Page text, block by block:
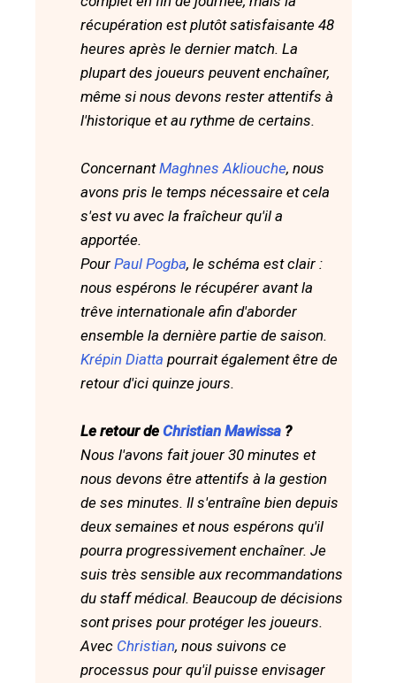
récupération est plutôt satisfaisante 48
heures après le dernier match. La
plupart des joueurs peuvent enchaîner,
même si nous devons rester attentifs à
l'historique et au rythme de certains.
ConcernantMaghnes Akliouche, nous
avons pris le temps nécessaire et cela
s'est vu avec la fraîcheur qu'il a
apportée.
Pour Paul Pogba, le schéma est clair :
nous espérons le récupérer avant la
trêve internationale afin d'aborder
ensemble la dernière partie de saison.
Krépin Diatta pourrait également être de
retour d'ici quinze jours.
Le retour de Christian Mawissa ?
Nous l'avons fait jouer 30 minutes et
nous devons être attentifs à la gestion
de ses minutes. Il s'entraîne bien depuis
deux semaines et nous espérons qu'il
pourra progressivement enchaîner. Je
suis très sensible aux recommandations
du staff médical. Beaucoup de décisions
sont prises pour protéger les joueurs.
Avec Christian, nous suivons ce
processus pour qu'il puisse envisager